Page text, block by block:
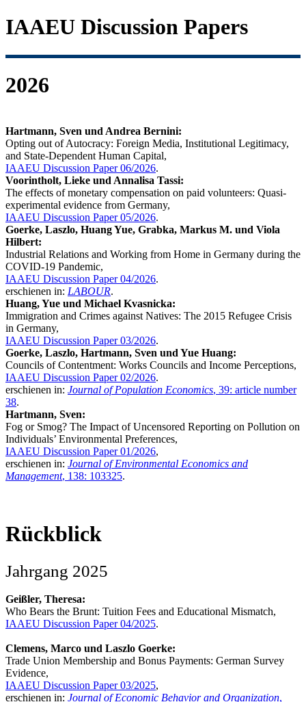
IAAEU Discussion Papers
2026
Hartmann, Sven und Andrea Bernini:
Opting out of Autocracy: Foreign Media, Institutional Legitimacy,
and State-Dependent Human Capital,
IAAEU Discussion Paper 06/2026.
Voorintholt, Lieke und Annalisa Tassi:
The effects of monetary compensation on paid volunteers: Quasi-
experimental evidence from Germany,
IAAEU Discussion Paper 05/2026.
Goerke, Laszlo, Huang Yue, Grabka, Markus M. und Viola
Hilbert:
Industrial Relations and Working from Home in Germany during the
COVID-19 Pandemic,
IAAEU Discussion Paper 04/2026.
erschienen in: LABOUR.
Huang, Yue und Michael Kvasnicka:
Immigration and Crimes against Natives: The 2015 Refugee Crisis
in Germany,
IAAEU Discussion Paper 03/2026.
Goerke, Laszlo, Hartmann, Sven und Yue Huang:
Councils of Contentment: Works Councils and Income Perceptions,
IAAEU Discussion Paper 02/2026.
erschienen in: Journal of Population Economics, 39: article number
38.
Hartmann, Sven:
Fog or Smog? The Impact of Uncensored Reporting on Pollution on
Individuals’ Environmental Preferences,
IAAEU Discussion Paper 01/2026,
erschienen in: Journal of Environmental Economics and
Management, 138: 103325.
Rückblick
Jahrgang 2025
Geißler, Theresa:
Who Bears the Brunt: Tuition Fees and Educational Mismatch,
IAAEU Discussion Paper 04/2025.
Clemens, Marco und Laszlo Goerke:
Trade Union Membership and Bonus Payments: German Survey
Evidence,
IAAEU Discussion Paper 03/2025,
erschienen in: Journal of Economic Behavior and Organization,